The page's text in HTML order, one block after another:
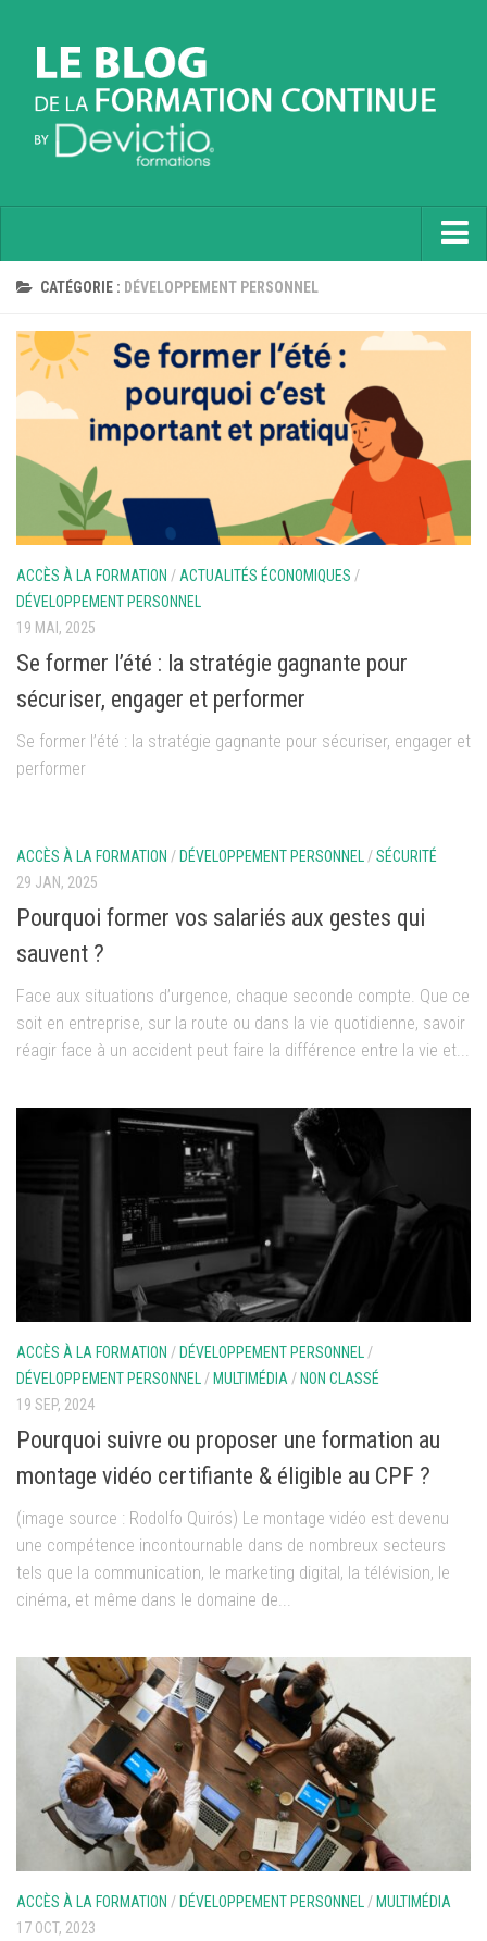
Accueil
Soft Skills
Prévention
Contactez nous
CATÉGORIE : DÉVELOPPEMENT PERSONNEL
ACCÈS À LA FORMATION / ACTUALITÉS ÉCONOMIQUES /
DÉVELOPPEMENT PERSONNEL
19 MAI, 2025
Se former l’été : la stratégie gagnante pour
sécuriser, engager et performer
Se former l’été : la stratégie gagnante pour sécuriser, engager et
performer
ACCÈS À LA FORMATION / DÉVELOPPEMENT PERSONNEL /SÉCURITÉ
29 JAN, 2025
Pourquoi former vos salariés aux gestes qui
sauvent ?
Face aux situations d’urgence, chaque seconde compte. Que ce
soit en entreprise, sur la route ou dans la vie quotidienne, savoir
réagir face à un accident peut faire la différence entre la vie et...
ACCÈS À LA FORMATION / DÉVELOPPEMENT PERSONNEL/
DÉVELOPPEMENT PERSONNEL/ MULTIMÉDIA/ NON CLASSÉ
19 SEP, 2024
Pourquoi suivre ou proposer une formation au
montage vidéo certifiante & éligible au CPF ?
(image source : Rodolfo Quirós) Le montage vidéo est devenu
une compétence incontournable dans de nombreux secteurs
tels que la communication, le marketing digital, la télévision, le
cinéma, et même dans le domaine de...
ACCÈS À LA FORMATION / DÉVELOPPEMENT PERSONNEL/ MULTIMÉDIA
17 OCT, 2023